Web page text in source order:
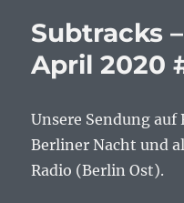
Subtracks
April 2020
Unsere Sendung auf
Berliner Nacht und
Radio (Berlin Ost).